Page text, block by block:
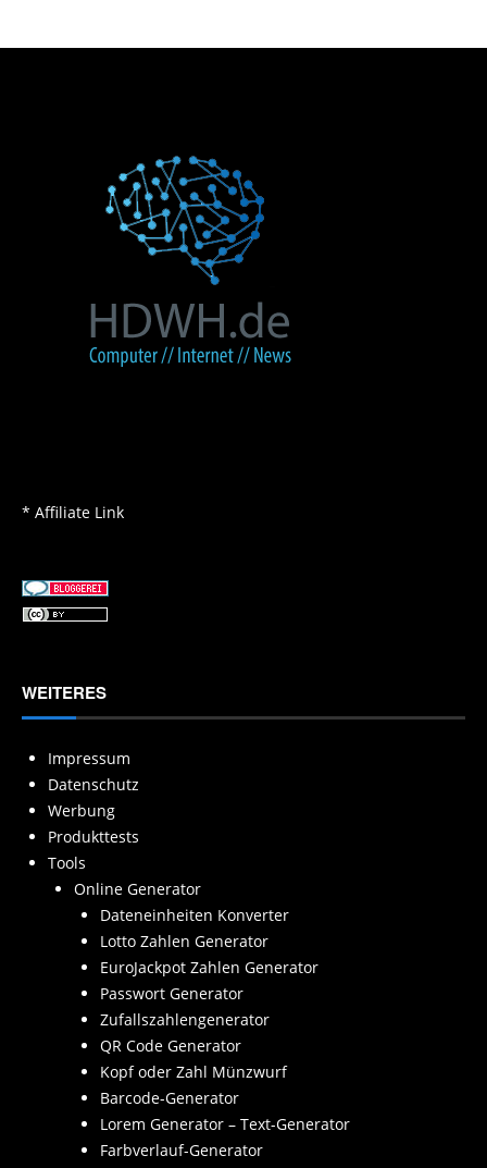
* Affiliate Link
WEITERES
Impressum
Datenschutz
Werbung
Produkttests
Tools
Online Generator
Dateneinheiten Konverter
Lotto Zahlen Generator
EuroJackpot Zahlen Generator
Passwort Generator
Zufallszahlengenerator
QR Code Generator
Kopf oder Zahl Münzwurf
Barcode-Generator
Lorem Generator – Text-Generator
Farbverlauf-Generator